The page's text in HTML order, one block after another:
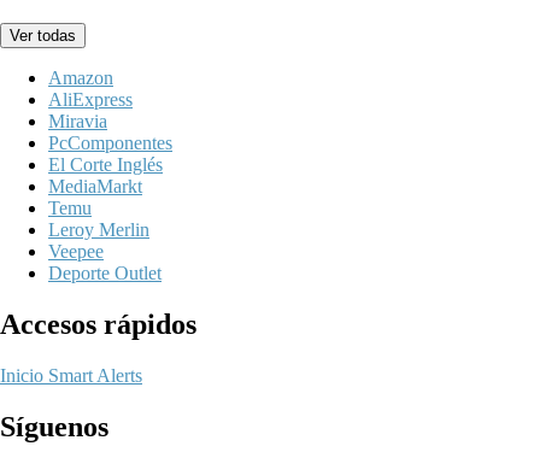
Ver todas
Amazon
AliExpress
Miravia
PcComponentes
El Corte Inglés
MediaMarkt
Temu
Leroy Merlin
Veepee
Deporte Outlet
Accesos rápidos
Inicio Smart Alerts
Síguenos